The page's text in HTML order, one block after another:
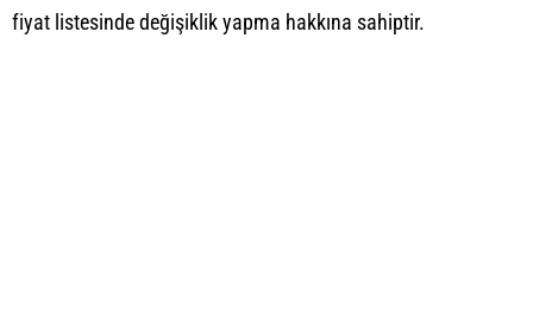
fiyat listesinde değişiklik yapma hakkına sahiptir.